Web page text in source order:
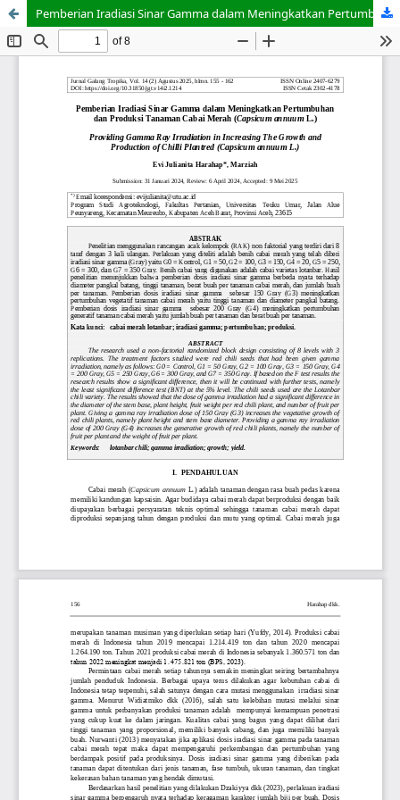
Pemberian Iradiasi Sinar Gamma dalam Meningkatkan Pertumbuhan dan Produksi Tanaman Cabai Merah (Capsicum annuum L.)